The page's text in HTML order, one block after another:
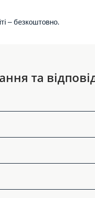
– безкоштовно.
та